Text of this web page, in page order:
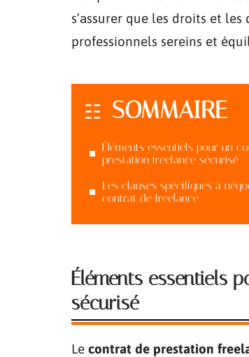
s’assurer que les droits et
professionnels sereins et
SOMMAIRE
Éléments essentiels pour un
prestation freelance sécurisé
Les clauses spécifiques à
contrat de freelance
Éléments essentiels
sécurisé
Le contrat de prestation